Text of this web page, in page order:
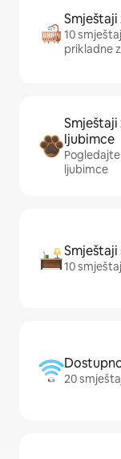
10
prikladne
ljubimce
ljubimce
10
20